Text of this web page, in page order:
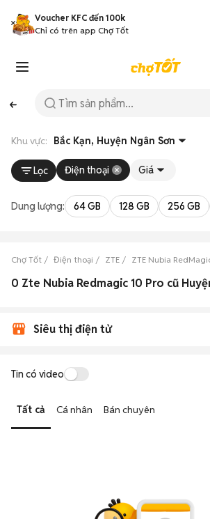
Voucher KFC đến 100k
Chỉ có trên app Chợ Tốt
Khu vực: Bắc Kạn, Huyện Ngân Sơn
Lọc Điện thoại Giá
Dung lượng: 64 GB 128 GB 256 GB
Chợ Tốt Điện thoại ZTE ZTE Nubia
Siêu thị điện tử
Tin có video
Tất cả Cá nhân Bán chuyên